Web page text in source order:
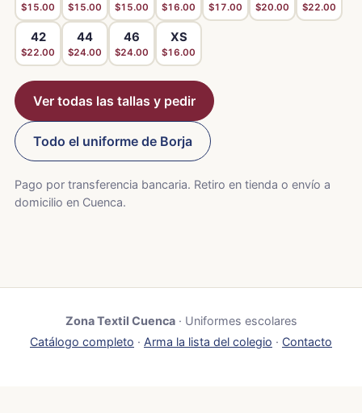
$15.00 $15.00 $15.00 $16.00 $17.00 $20.00 $22.00
42
$22.00
44
$24.00
46
$24.00
XS
$16.00
Ver todas las tallas y pedir
Todo el uniforme de Borja
Pago por transferencia bancaria. Retiro en tienda o envío a
domicilio en Cuenca.
Zona Textil Cuenca· Uniformes escolares
Catálogo completo · Arma la lista del colegio · Contacto